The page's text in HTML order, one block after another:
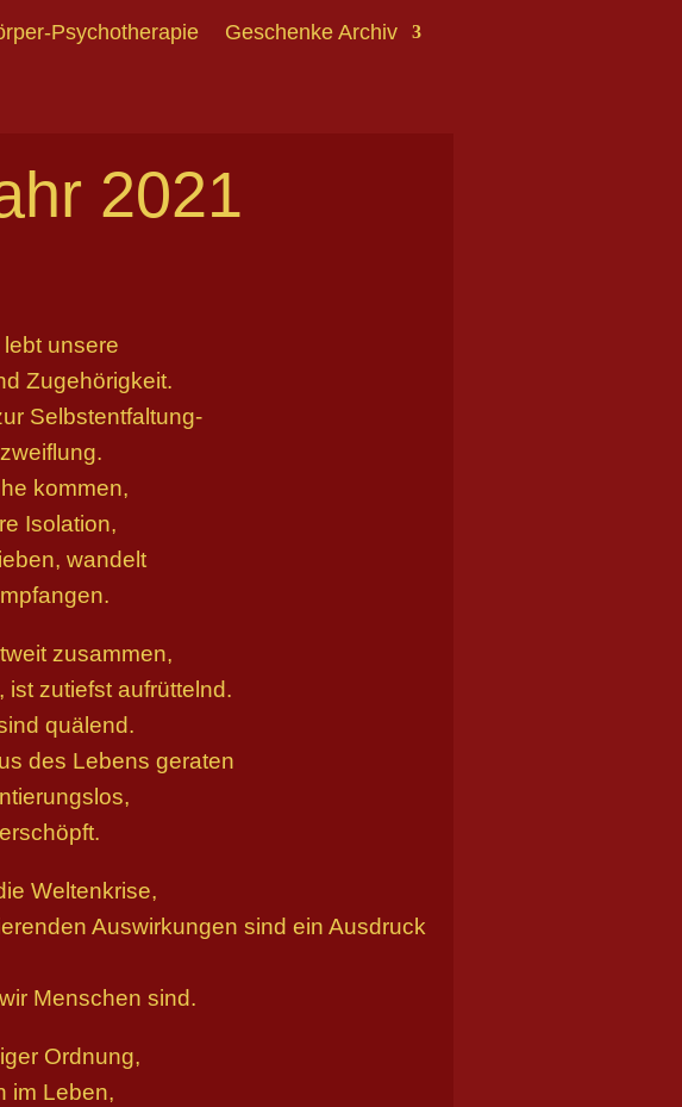
Psychotherapie Geschenke Archiv
2021
unsere
Zugehörigkeit.
Selbstentfaltung-
kommen,
Isolation,
wandelt
zusammen,
ist zutiefst aufrüttelnd.
quälend.
des Lebens geraten
Weltenkrise,
Auswirkungen sind ein Ausdruck
Menschen sind.
Ordnung,
im Leben,